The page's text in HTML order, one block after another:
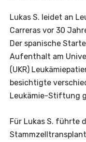
Lukas S. leidet an
Carreras vor 30
Der spanische
Aufenthalt am
(UKR)
besichtigte
Leukämie-Stiftung
Für Lukas S. führte